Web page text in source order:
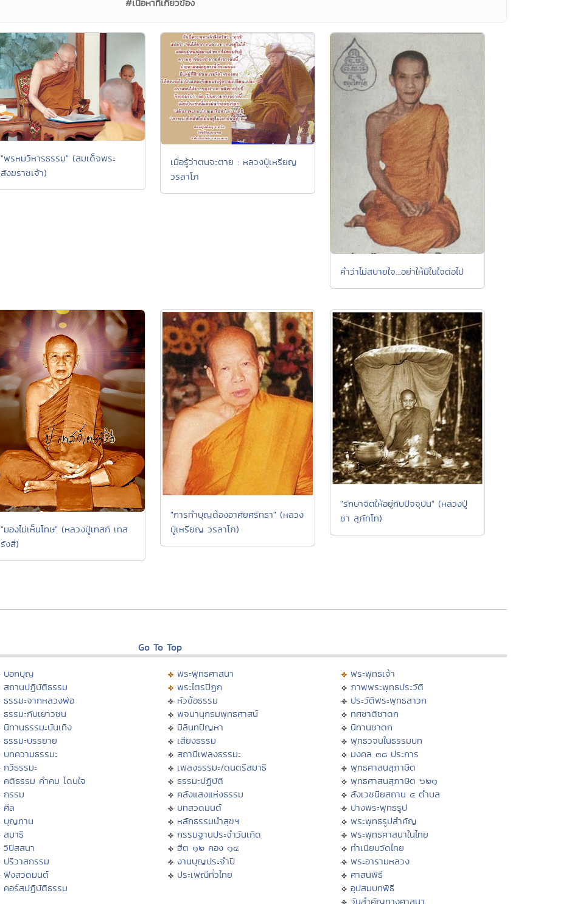
#เนื้อหาที่เกี่ยวข้อง
"พรหมวิหารธรรม" (สมเด็จพระ
สังฆราชเจ้า)
เมื่อรู้ว่าตนจะตาย : หลวงปู่เหรียญ
วรลาโภ
คำว่าไม่สบายใจ...อย่าให้มีในใจต่อไป
"มองไม่เห็นโทษ" (หลวงปู่เทสก์ เทส
รังสี)
"การทำบุญต้องอาศัยศรัทธา" (หลวง
ปู่เหรียญ วรลาโภ)
"รักษาจิตให้อยู่กับปัจจุบัน" (หลวงปู่
ชา สุภัทโท)
Go To Top
บอกบุญ
สถานปฏิบัติธรรม
ธรรมะจากหลวงพ่อ
ธรรมะกับเยาวชน
นิทานธรรมะบันเทิง
ธรรมะบรรยาย
บทความธรรมะ
กวีธรรมะ
คติธรรม คำคม โดนใจ
กรรม
ศีล
บุญทาน
สมาธิ
วิปัสสนา
ปริวาสกรรม
ฟังสวดมนต์
คอร์สปฏิบัติธรรม
พระพุทธศาสนา
พระไตรปิฏก
หัวข้อธรรม
พจนานุกรมพุทธศาสน์
มิลินทปัญหา
เสียงธรรม
สถานีเพลงธรรมะ
เพลงธรรมะ/ดนตรีสมาธิ
ธรรมะปฏิบัติ
คลังแสงแห่งธรรม
บทสวดมนต์
หลักธรรมนำสุขฯ
กรรมฐานประจำวันเกิด
ฮีต ๑๒ คอง ๑๔
งานบุญประจำปี
ประเพณีทั่วไทย
พระพุทธเจ้า
ภาพพระพุทธประวัติ
ประวัติพระพุทธสาวก
ทศชาติชาดก
นิทานชาดก
พุทธวจนในธรรมบท
มงคล ๓๘ ประการ
พุทธศาสนสุภาษิต
พุทธศาสนสุภาษิต ๖๒๑
สังเวชนียสถาน ๔ ตำบล
ปางพระพุทธรูป
พระพุทธรูปสำคัญ
พระพุทธศาสนาในไทย
ทำเนียบวัดไทย
พระอารามหลวง
ศาสนพิธี
อุปสมบทพิธี
วันสำคัญทางศาสนา